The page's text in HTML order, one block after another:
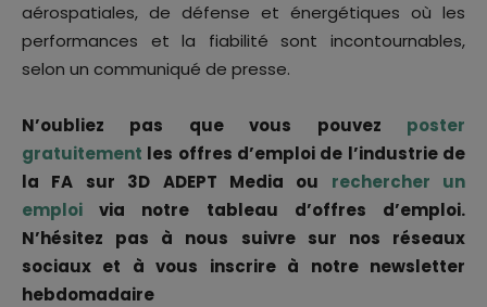
aérospatiales, de défense et énergétiques où les
performances et la fiabilité sont incontournables,
selon un communiqué de presse.
N’oubliez pas que vous pouvez poster
gratuitement les offres d’emploi de l’industrie de
la FA sur 3D ADEPT Media ou rechercher un
emploi via notre tableau d’offres d’emploi.
N’hésitez pas à nous suivre sur nos réseaux
sociaux et à vous inscrire à notre newsletter
hebdomadaire